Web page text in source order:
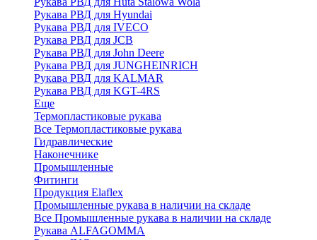
Рукава РВД для Hyundai
Рукава РВД для IVECO
Рукава РВД для JCB
Рукава РВД для John Deere
Рукава РВД для JUNGHEINRICH
Рукава РВД для KALMAR
Рукава РВД для KGT-4RS
Еще
Термопластиковые рукава
Все Термопластиковые рукава
Гидравлические
Наконечнике
Промышленные
Фитинги
Продукция Elaflex
Промышленные рукава в наличии на складе
Все Промышленные рукава в наличии на складе
Рукава ALFAGOMMA